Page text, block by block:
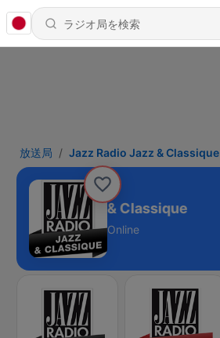
放送局 Jazz Radio Jazz & Classique
Radio Jazz & Classique
Online